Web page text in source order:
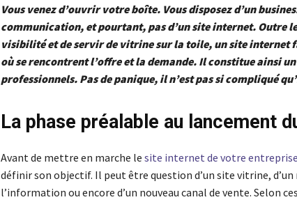
Vous venez d’ouvrir votre boîte. Vous disposez d’un
communication, et pourtant, pas d’un site internet. Outre
visibilité et de servir de vitrine sur la toile, un site internet
où se rencontrent l’offre et la demande. Il constitue ainsi
professionnels. Pas de panique, il n’est pas si compliqué
La phase préalable au lancement
Avant de mettre en marche le site internet de votre entreprise
définir son objectif. Il peut être question d’un site vitrine, d’un
l’information ou encore d’un nouveau canal de vente. Selon